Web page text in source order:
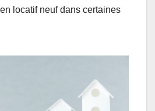
locatif neuf dans certaines